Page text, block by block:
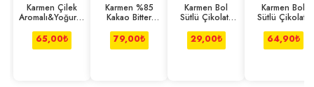
Karmen Çilek
Aromalı&Yoğurtlu
100 g
65,00₺
Karmen %85
Kakao Bitter
79,00₺
Karmen Bol
Sütlü Çikolata
29,00₺
Karmen Bol
Sütlü Çikolata
64,90₺